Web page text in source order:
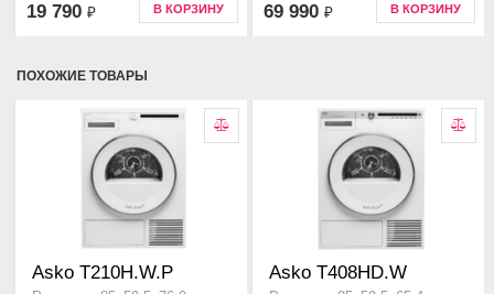
19 790 ₽ В КОРЗИНУ 69 990 ₽ В КОРЗИНУ
ПОХОЖИЕ ТОВАРЫ
Asko T210H.W.P Asko T408HD.W